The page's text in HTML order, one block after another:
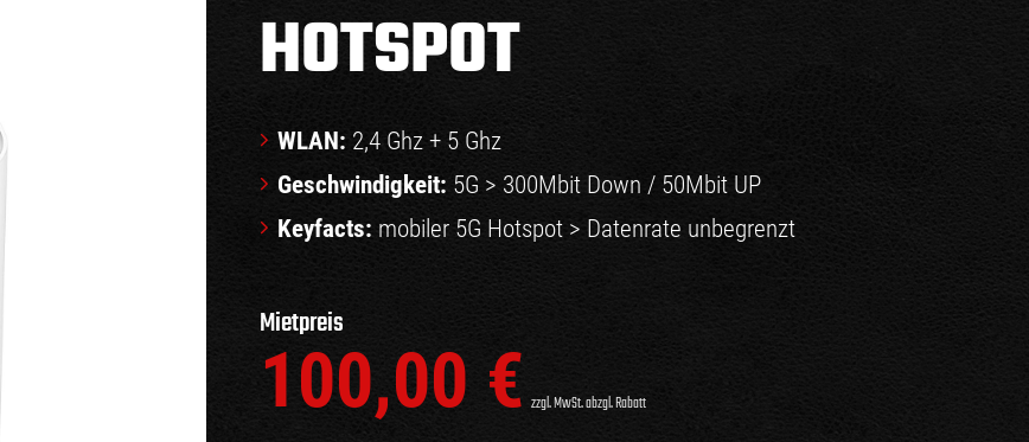
HOTSPOT
WLAN: 2,4 Ghz + 5 Ghz
Geschwindigkeit: 5G > 300Mbit Down / 50Mbit UP
Keyfacts: mobiler 5G Hotspot > Datenrate unbegrenzt
Mietpreis
100,00 € zzgl. MwSt. abzgl. Rabatt